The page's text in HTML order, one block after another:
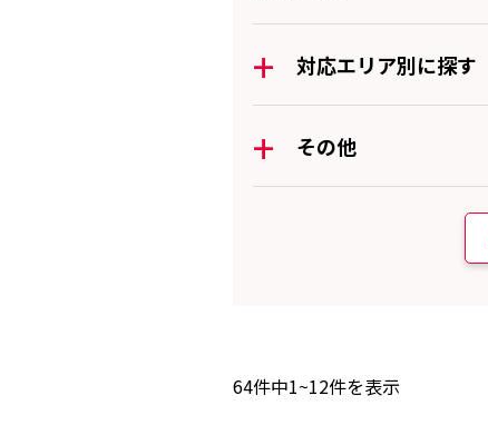
+ 対応エリア別に探す
+ その他
64件中1~12件を表示